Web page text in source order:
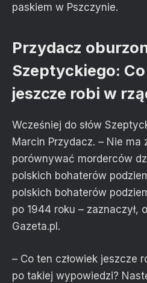
paskiem w Pszczynie.
Przydacz
Szeptyckiego:
jeszcze robi w
Wcześniej do słów
Marcin Przydacz. – Nie ma
porównywać morderców
polskich bohaterów
polskich bohaterów
po 1944 roku – zaznaczył,
Gazeta.pl.
– Co ten człowiek jeszcze
po takiej wypowiedzi?